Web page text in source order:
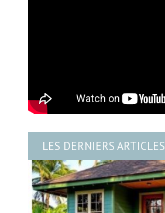
LES DERNIERS ARTICLES